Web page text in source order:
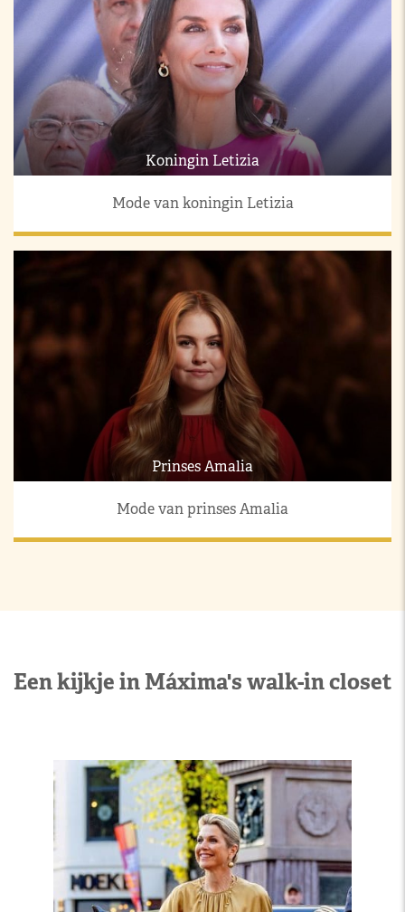
Koningin Letizia
Mode van koningin Letizia
Prinses Amalia
Mode van prinses Amalia
Een kijkje in Máxima's walk-in closet